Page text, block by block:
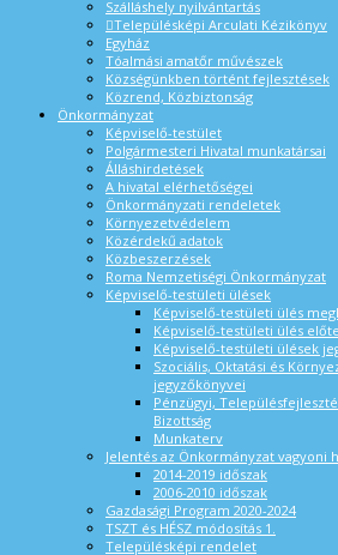
Szálláshely nyilvántartás
Településképi Arculati Kézikönyv
Egyház
Tóalmási amatőr művészek
Községünkben történt fejlesztések
Közrend, Közbiztonság
Önkormányzat
Képviselő-testület
Polgármesteri Hivatal munkatársai
Álláshirdetések
A hivatal elérhetőségei
Önkormányzati rendeletek
Környezetvédelem
Közérdekű adatok
Közbeszerzések
Roma Nemzetiségi Önkormányzat
Képviselő-testületi ülések
Képviselő-testületi ülés
Képviselő-testületi ülés
Képviselő-testületi ülések
Szociális, Oktatási és
jegyzőkönyvei
Pénzügyi,
Bizottság
Munkaterv
Jelentés az Önkormányzat vagyoni
2014-2019 időszak
2006-2010 időszak
Gazdasági Program 2020-2024
TSZT és HÉSZ módosítás 1.
Településképi rendelet